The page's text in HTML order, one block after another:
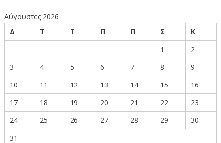
Αύγουστος 2026
Δ
Τ Τ Π Π Σ
Κ
1
2
3
4 5 6 7 8
9
10
11 12 13 14 15
16
17
18 19 20 21 22
23
24
25 26 27 28 29
30
31